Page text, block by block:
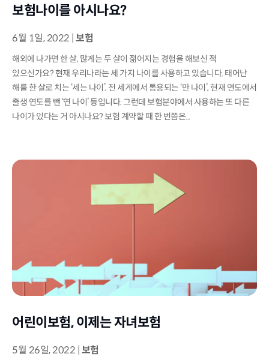
보험나이를 아시나요?
6월 1일, 2022 보험
해외에 나가면 한 살, 많게는 두 살이 젊어지는 경험을 해보신 적
있으신가요? 현재 우리나라는 세 가지 나이를 사용하고 있습니다. 태어난
해를 한 살로 치는 ‘세는 나이’, 전 세계에서 통용되는 ‘만 나이’, 현재 연도에서
출생 연도를 뺀 ‘연 나이’ 등입니다. 그런데 보험분야에서 사용하는 또 다른
나이가 있다는 거 아시나요? 보험 계약할 때 한 번쯤은...
어린이보험, 이제는 자녀보험
5월 26일, 2022 |보험